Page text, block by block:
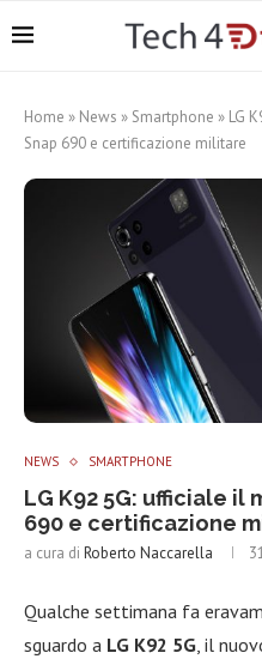
Home » News » Smartphone » LG
Snap 690 e certificazione militare
NEWS SMARTPHONE
LG K92 5G: ufficiale il
690 e certificazione
a cura di Roberto Naccarella
Qualche settimana fa
sguardo a LG K92 5G, il